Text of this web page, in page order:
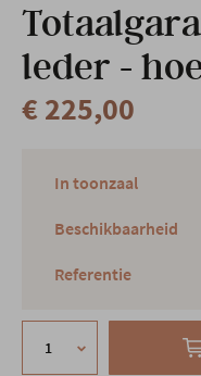
leder -
€ 225,00
In toonzaal
Beschikbaarheid
Referentie